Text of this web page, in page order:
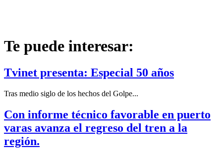
Te puede interesar:
Tvinet presenta: Especial 50 años
Tras medio siglo de los hechos del Golpe...
Con informe técnico favorable en puerto
varas avanza el regreso del tren a la
región.